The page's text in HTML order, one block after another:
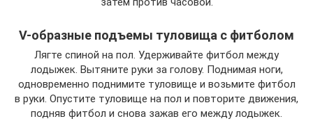
V-образные подъемы туловища с фитболом
Лягте спиной на пол. Удерживайте фитбол между
лодыжек. Вытяните руки за голову. Поднимая ноги,
одновременно поднимите туловище и возьмите фитбол
в руки. Опустите туловище на пол и повторите движения,
подняв фитбол и снова зажав его между лодыжек.